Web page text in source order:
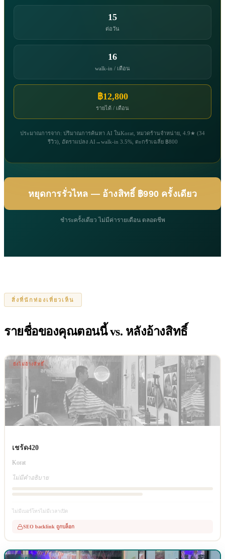
15
ต่อวัน
16
walk-in / เดือน
฿12,800
รายได้ / เดือน
ประมาณการจาก: ปริมาณการค้นหา AI ในKorat, หมวดร้านจำหน่าย, 4.9★ (34
รีวิว), อัตราแปลง AI→walk-in 3.5%, ตะกร้าเฉลี่ย ฿800
หยุดการรั่วไหล — อ้างสิทธิ์ ฿990 ครั้งเดียว
ชำระครั้งเดียว ไม่มีค่ารายเดือน ตลอดชีพ
สิ่งที่นักท่องเที่ยวเห็น
รายชื่อของคุณตอนนี้ vs. หลังอ้างสิทธิ์
ยังไม่อ้างสิทธิ์
เชร้ด420
Korat
ไม่มีคำอธิบาย
ไม่มีเบอร์โทรไม่มีเวลาเปิด
SEO backlink ถูกบล็อก